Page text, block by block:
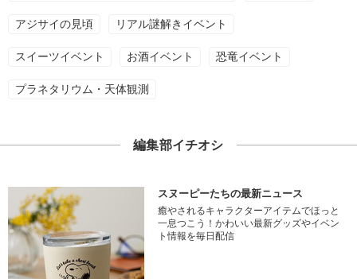
アジサイの見頃 リアル謎解きイベント
スイーツイベント お酒イベント 恐竜イベント
プラネタリウム・天体観測
編集部イチオシ
スヌーピーたちの最新ニュース
癒やされるキャラクターアイテムでほっと
一息つこう！かわいい最新グッズやイベン
ト情報を毎日配信